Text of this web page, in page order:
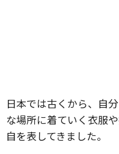
日本では古くから、自
な場所に着ていく衣服
自を表してきました。